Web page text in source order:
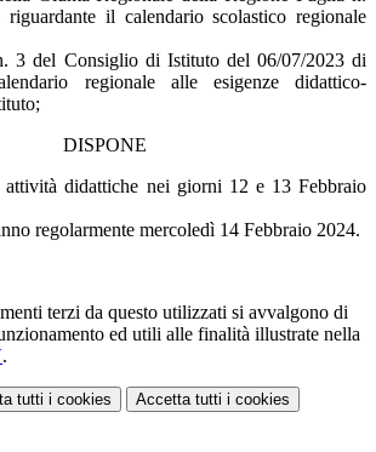
il calendario scolastico regionale
3 del Consiglio di Istituto del 06/07/2023 di
regionale alle esigenze didattico-
DISPONE
attività didattiche nei giorni 12 e 13 Febbraio
regolarmente mercoledì 14 Febbraio 2024.
terzi da questo utilizzati si avvalgono di
ed utili alle finalità illustrate nella
.
tutti i cookies Accetta tutti i cookies